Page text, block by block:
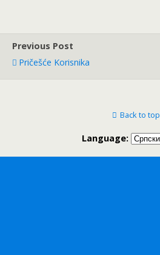
Previous Post
Pričešće Korisnika
Back to top
Language: